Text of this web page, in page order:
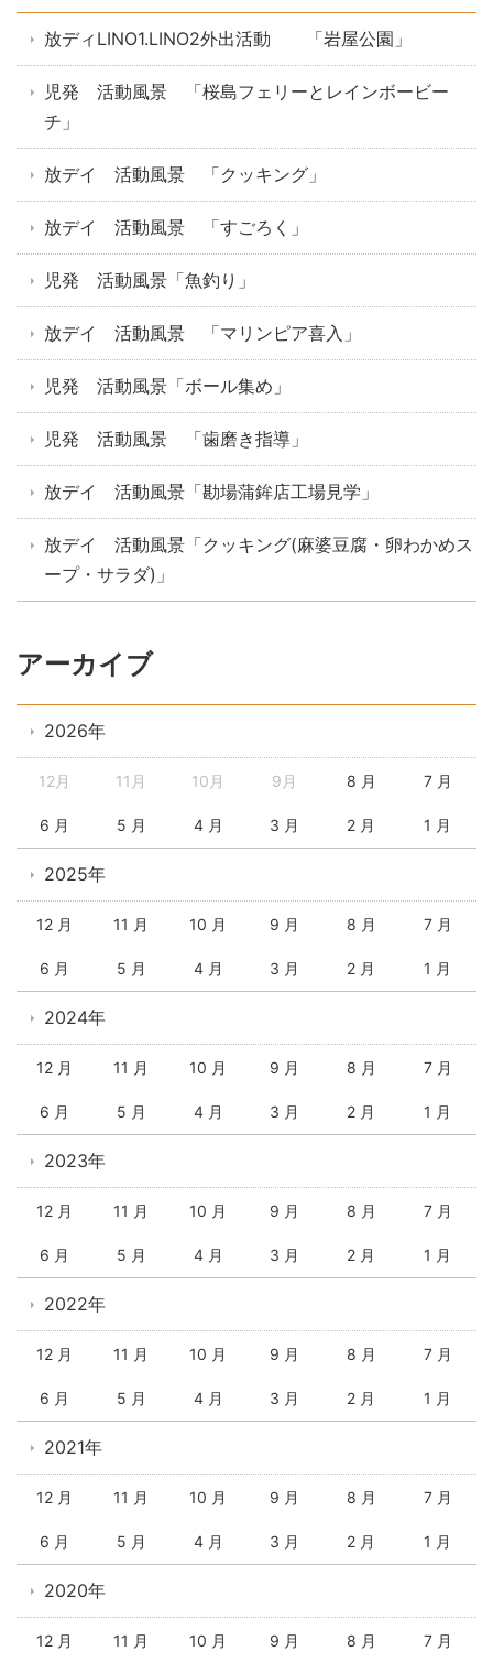
放ディLINO1.LINO2外出活動 「岩屋公園」
児発 活動風景 「桜島フェリーとレインボービー
チ」
放デイ 活動風景 「クッキング」
放デイ 活動風景 「すごろく」
児発 活動風景「魚釣り」
放デイ 活動風景 「マリンピア喜入」
児発 活動風景「ボール集め」
児発 活動風景 「歯磨き指導」
放デイ 活動風景「勘場蒲鉾店工場見学」
放デイ 活動風景「クッキング(麻婆豆腐・卵わかめス
ープ・サラダ)」
アーカイブ
2026年
12月 11月 10月 9月 8 月 7 月
6 月 5 月 4 月 3 月 2 月 1 月
2025年
12 月 11 月 10 月 9 月 8 月 7 月
6 月 5 月 4 月 3 月 2 月 1 月
2024年
12 月 11 月 10 月 9 月 8 月 7 月
6 月 5 月 4 月 3 月 2 月 1 月
2023年
12 月 11 月 10 月 9 月 8 月 7 月
6 月 5 月 4 月 3 月 2 月 1 月
2022年
12 月 11 月 10 月 9 月 8 月 7 月
6 月 5 月 4 月 3 月 2 月 1 月
2021年
12 月 11 月 10 月 9 月 8 月 7 月
6 月 5 月 4 月 3 月 2 月 1 月
2020年
12 月 11 月 10 月 9 月 8 月 7 月